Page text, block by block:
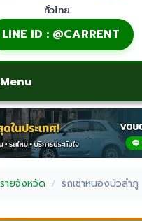
ทั่วไทย
LINE ID : @CARRENT
ายจังหวัด รถเช่าหนองบัวลำภู